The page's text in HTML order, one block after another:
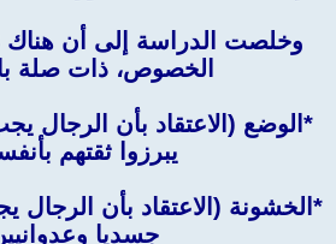
الخصوص، ذات صلة
*الوضع (الاعتقاد بأن الرجال
يبرزوا ثقتهم
*الخشونة (الاعتقاد بأن الرجال
جسديا